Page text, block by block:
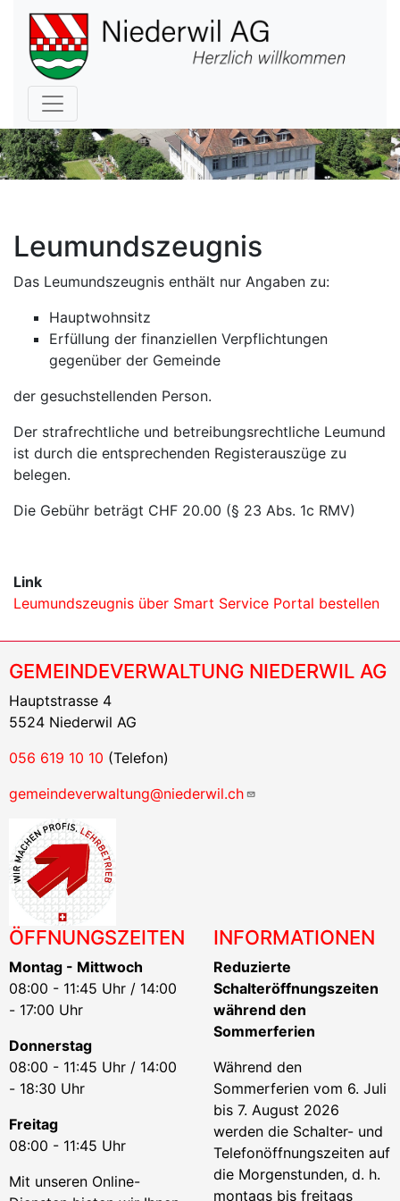
Hauptnavigation
Leumundszeugnis
Das Leumundszeugnis enthält nur Angaben zu:
Hauptwohnsitz
Erfüllung der finanziellen Verpflichtungen
gegenüber der Gemeinde
der gesuchstellenden Person.
Der strafrechtliche und betreibungsrechtliche Leumund
ist durch die entsprechenden Registerauszüge zu
belegen.
Die Gebühr beträgt CHF 20.00 (§ 23 Abs. 1c RMV)
Link
Leumundszeugnis über Smart Service Portal bestellen
GEMEINDEVERWALTUNG NIEDERWIL AG
Hauptstrasse 4
5524 Niederwil AG
056 619 10 10 (Telefon)
gemeindeverwaltung@niederwil.ch
ÖFFNUNGSZEITEN
Montag - Mittwoch
08:00 - 11:45 Uhr / 14:00
- 17:00 Uhr
Donnerstag
08:00 - 11:45 Uhr / 14:00
- 18:30 Uhr
Freitag
08:00 - 11:45 Uhr
Mit unseren Online-
INFORMATIONEN
Reduzierte
Schalteröffnungszeiten
während den
Sommerferien
Während den
Sommerferien vom 6. Juli
bis 7. August 2026
werden die Schalter- und
Telefonöffnungszeiten auf
die Morgenstunden, d. h.
montags bis freitags